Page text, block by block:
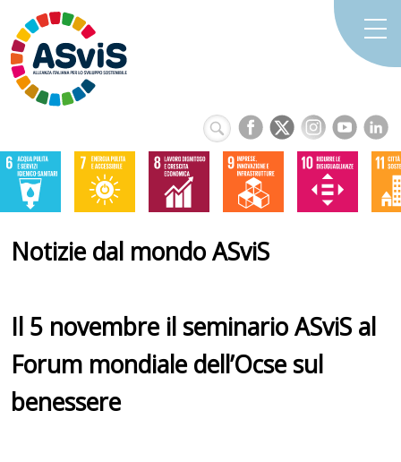
Notizie dal mondo ASviS
Il 5 novembre il seminario ASviS al
Forum mondiale dell’Ocse sul
benessere